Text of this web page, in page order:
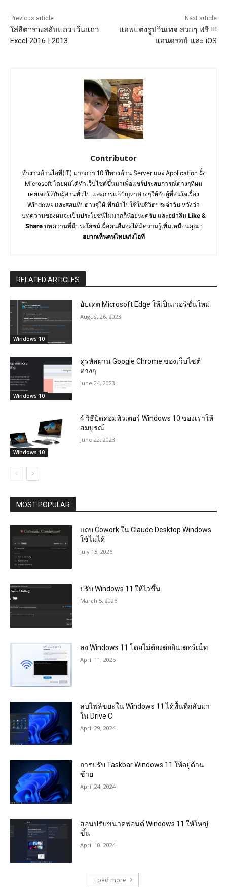
Previous article
ใส่สีตารางสลับแถว เว้นแถว
Excel 2016 | 2013
Next article
แอพแต่งรูปวินเทจ สวยๆ ฟรี !!!
แอนดรอย์ และ iOS
Contributor
ทำงานด้านไอที(IT) มากกว่า 10 ปีทางด้าน Server และ Application ฝั่ง
Microsoft โดยผมได้ทำเว็บไซต์ขึ้นมาเพื่อแชร์ประสบการณ์ต่างๆที่ผม
เคยเจอให้กับผู้อ่านทั่วไป และการแก้ปัญหาต่างๆให้กับผู้ที่สนใจเรื่อง
Windows และสอนทิปต่างๆให้เพื่อนำไปใช้ในชีวิตประจำวัน หวังว่า
บทความของผมจะเป็นประโยชน์ไม่มากก็น้อยนะครับ และอย่าลืม Like &
Share บทความที่มีประโยชน์เผื่อคนอื่นจะได้มีความรู้เพิ่มเหมือนคุณ :
อยากเห็นคนไทยเก่งไอที
RELATED ARTICLES
Windows 10
อัปเดต Microsoft Edge ให้เป็นเวอร์ชั่นใหม่
August 26, 2023
Windows 10
ดูรหัสผ่าน Google Chrome ของเว็บไซต์
ต่างๆ
June 24, 2023
Windows 10
4 วิธีปิดคอมพิวเตอร์ Windows 10 ของเราให้
สมบูรณ์
June 22, 2023
MOST POPULAR
แถบ Cowork ใน Claude Desktop Windows
ใช้ไม่ได้
July 15, 2026
ปรับ Windows 11 ให้ไวขึ้น
March 5, 2026
ลง Windows 11 โดยไม่ต้องต่ออินเตอร์เน็ท
April 11, 2025
ลบไฟล์ขยะใน Windows 11 ได้พื้นที่กลับมา
ใน Drive C
April 29, 2024
การปรับ Taskbar Windows 11 ให้อยู่ด้าน
ซ้าย
April 24, 2024
สอนปรับขนาดฟอนต์ Windows 11 ให้ใหญ่
ขึ้น
April 10, 2024
Load more